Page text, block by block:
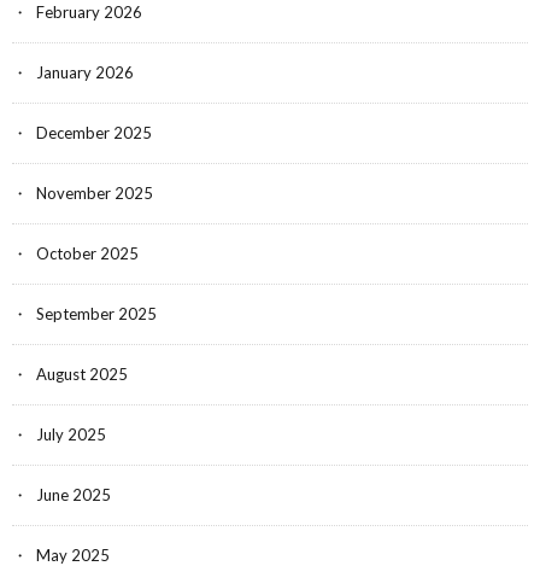
February 2026
January 2026
December 2025
November 2025
October 2025
September 2025
August 2025
July 2025
June 2025
May 2025